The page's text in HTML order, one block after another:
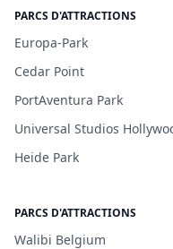
PARCS D'ATTRACTIONS
Europa-Park
Cedar Point
PortAventura Park
Universal Studios
Heide Park
PARCS D'ATTRACTIONS
Walibi Belgium